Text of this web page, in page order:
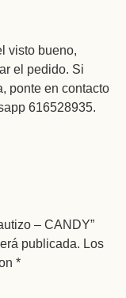
visto bueno,
el pedido. Si
ponte en contacto
616528935.
– CANDY”
publicada. Los
*